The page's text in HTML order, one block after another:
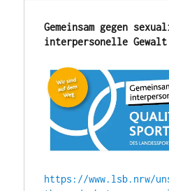
Gemeinsam gegen
interpersonelle
https://www.lsb.nrw/